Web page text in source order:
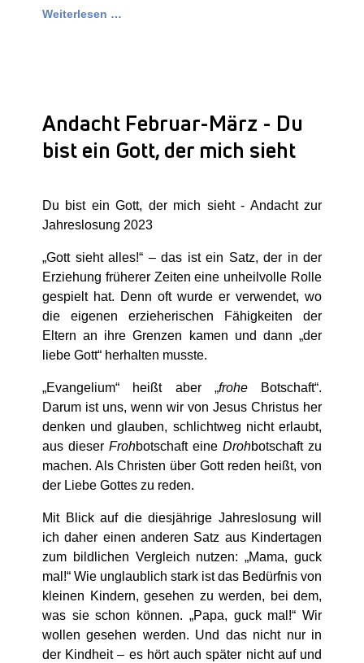
Weiterlesen …
Andacht Februar-März - Du
bist ein Gott, der mich sieht
Du bist ein Gott, der mich sieht - Andacht zur
Jahreslosung 2023
„Gott sieht alles!“ – das ist ein Satz, der in der
Erziehung früherer Zeiten eine unheilvolle Rolle
gespielt hat. Denn oft wurde er verwendet, wo
die eigenen erzieherischen Fähigkeiten der
Eltern an ihre Grenzen kamen und dann „der
liebe Gott“ herhalten musste.
„Evangelium“ heißt aber „froheBotschaft“.
Darum ist uns, wenn wir von Jesus Christus her
denken und glauben, schlichtweg nicht erlaubt,
aus dieser Frohbotschaft eine Drohbotschaft zu
machen. Als Christen über Gott reden heißt, von
der Liebe Gottes zu reden.
Mit Blick auf die diesjährige Jahreslosung will
ich daher einen anderen Satz aus Kindertagen
zum bildlichen Vergleich nutzen: „Mama, guck
mal!“ Wie unglaublich stark ist das Bedürfnis von
kleinen Kindern, gesehen zu werden, bei dem,
was sie schon können. „Papa, guck mal!“ Wir
wollen gesehen werden. Und das nicht nur in
der Kindheit – es hört auch später nicht auf und